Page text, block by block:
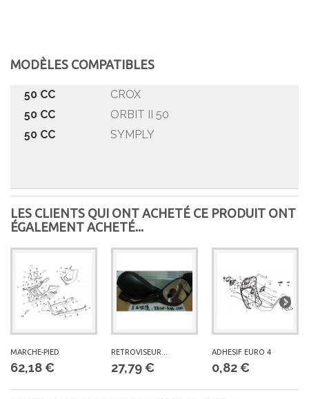
MODÈLES COMPATIBLES
50 CC
CROX
50 CC
ORBIT II 50
50 CC
SYMPLY
LES CLIENTS QUI ONT ACHETÉ CE PRODUIT ONT
ÉGALEMENT ACHETÉ...
MARCHE-PIED
62,18 €
RETROVISEUR...
27,79 €
ADHESIF EURO 4
0,82 €